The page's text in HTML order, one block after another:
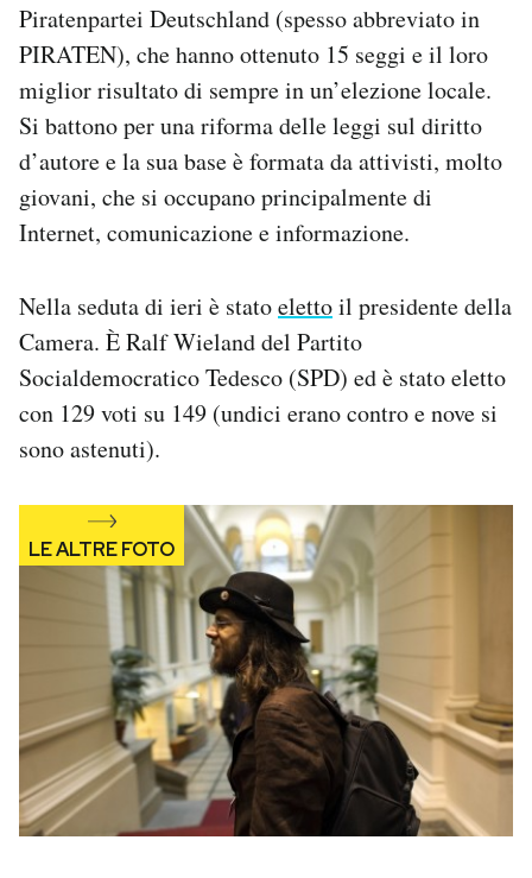
Newsletter
Notifiche mobile
Regala il Post
Hai bisogno di aiuto?
Esci
Piratenpartei Deutschland (spesso abbreviato in
PIRATEN), che hanno ottenuto 15 seggi e il loro
miglior risultato di sempre in un’elezione locale.
Si battono per una riforma delle leggi sul diritto
d’autore e la sua base è formata da attivisti, molto
giovani, che si occupano principalmente di
Internet, comunicazione e informazione.
Nella seduta di ieri è statoelettoil presidente della
Camera. È Ralf Wieland del Partito
Socialdemocratico Tedesco (SPD) ed è stato eletto
con 129 voti su 149 (undici erano contro e nove si
sono astenuti).